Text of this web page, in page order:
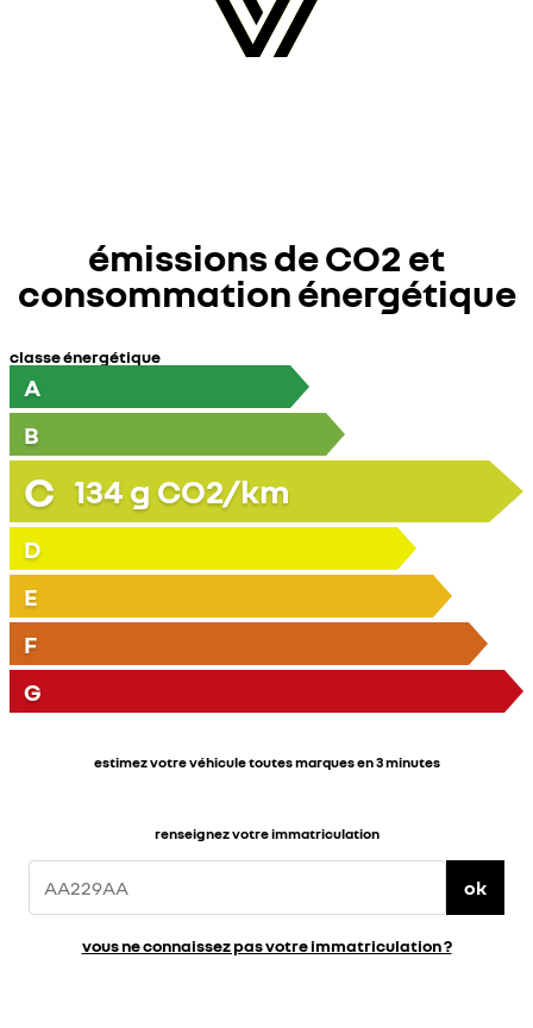
émissions de CO2 et
consommation énergétique
classe énergétique
A
B
C 134 g CO2/km
D
E
F
G
estimez votre véhicule toutes marques en 3 minutes
renseignez votre immatriculation
ok
vous ne connaissez pas votre immatriculation ?